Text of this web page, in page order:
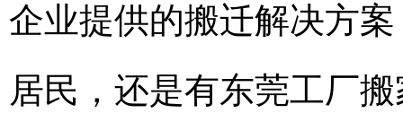
企业提供的搬迁解决方
居民，还是有东莞工厂